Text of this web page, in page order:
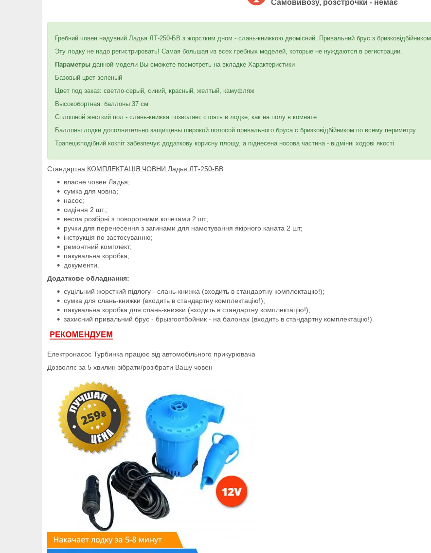
Самовивозу, розстрочки - немає
Гребний човен надувний Ладья ЛТ-250-БВ з жорстким дном - слань-книжкою двомісний. Привальний брус з бризковідбійником.
Эту лодку не надо регистрировать! Самая большая из всех гребных моделей, которые не нуждаются в регистрации.
Параметры данной модели Вы сможете посмотреть на вкладке Характеристики
Базовый цвет зеленый
Цвет под заказ: светло-серый, синий, красный, желтый, камуфляж
Высокобортная: баллоны 37 см
Сплошной жесткий пол - слань-книжка позволяет стоять в лодке, как на полу в комнате
Баллоны лодки дополнительно защищены широкой полосой привального бруса с бризковідбійником по всему периметру
Трапецієподібний кокпіт забезпечує додаткову корисну площу, а піднесена носова частина - відмінні ходові якості
Стандартна КОМПЛЕКТАЦІЯ ЧОВНИ Ладья ЛТ-250-БВ
власне човен Ладья;
сумка для човна;
насос;
сидіння 2 шт.;
весла розбірні з поворотними кочетами 2 шт;
ручки для перенесення з загинами для намотування якірного каната 2 шт;
інструкція по застосуванню;
ремонтний комплект;
пакувальна коробка;
документи.
Додаткове обладнання:
суцільний жорсткий підлогу - слань-книжка (входить в стандартну комплектацію!);
сумка для слань-книжки (входить в стандартну комплектацію!);
пакувальна коробка для слань-книжки (входить в стандартну комплектацію!);
захисний привальний брус - брызгоотбойник - на балонах (входить в стандартну комплектацію!).
Електронасос Турбинка працює від автомобільного прикурювача
Дозволяє за 5 хвилин зібрати/розібрати Вашу човен